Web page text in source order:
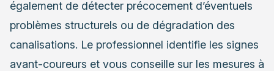
également de détecter précocement d’éventuels
problèmes structurels ou de dégradation des
canalisations. Le professionnel identifie les signes
avant-coureurs et vous conseille sur les mesures à